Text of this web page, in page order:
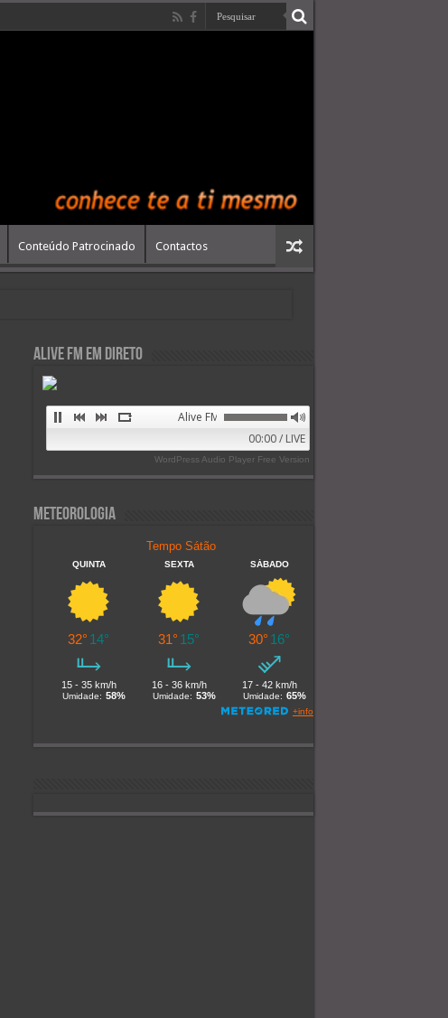
Conteúdo Patrocinado Contactos
Alive FM em Direto
Alive FM 89.9
00:00 / LIVE
WordPress Audio Player Free Version
Meteorologia